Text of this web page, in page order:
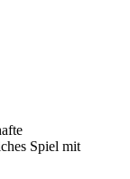
Spiel mit